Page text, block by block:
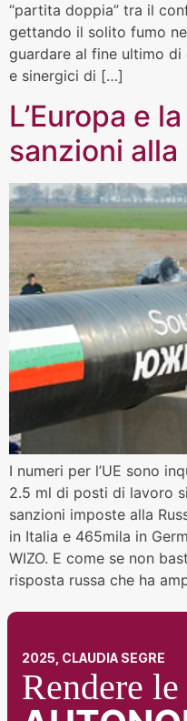
“partita doppia” tra il
gettando il solito fumo
guardare al fine ultimo
e sinergici di […]
L’Europa e
sanzioni alla
I numeri per l’UE sono
2.5 ml di posti di lavoro
sanzioni imposte alla
in Italia e 465mila in
WIZO. E come se non
risposta russa che ha
2025, CLAUDIA SEGRE
Rendere le